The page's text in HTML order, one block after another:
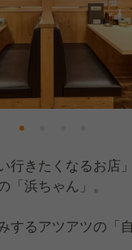
行きたくなるお店」
「浜ちゃん」。
するアツアツの「